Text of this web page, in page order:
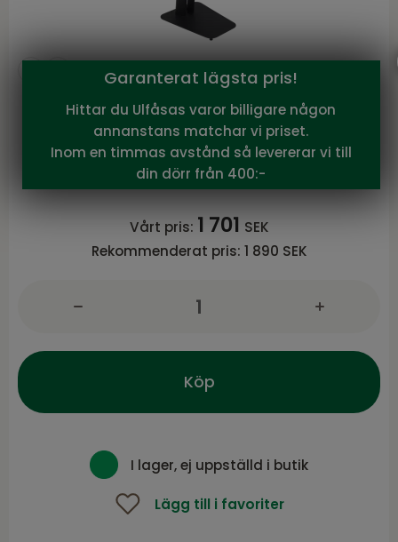
Kampanjer
Brafab
Slide sidobord Svart
Slide serie från Brafab
Vårt pris: 1 701 SEK
Rekommenderat pris: 1 890 SEK
Köp
I lager, ej uppställd i butik
Lägg till i favoriter
Garanterat lägsta pris!
Hittar du Ulfåsas varor billigare någon
annanstans matchar vi priset.
Inom en timmas avstånd så levererar vi till
din dörr från 400:-